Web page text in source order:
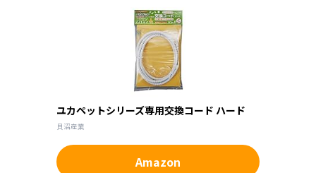
ユカペットシリーズ専用交換コード ハード
貝沼産業
Amazon